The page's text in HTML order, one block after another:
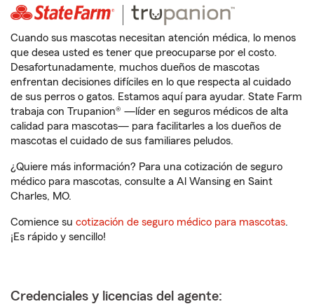
Cuando sus mascotas necesitan atención médica, lo menos
que desea usted es tener que preocuparse por el costo.
Desafortunadamente, muchos dueños de mascotas
enfrentan decisiones difíciles en lo que respecta al cuidado
de sus perros o gatos. Estamos aquí para ayudar. State Farm
trabaja con Trupanion® —líder en seguros médicos de alta
calidad para mascotas— para facilitarles a los dueños de
mascotas el cuidado de sus familiares peludos.
¿Quiere más información? Para una cotización de seguro
médico para mascotas, consulte a Al Wansing en Saint
Charles, MO.
Comience su cotización de seguro médico para mascotas.
¡Es rápido y sencillo!
Credenciales y licencias del agente: